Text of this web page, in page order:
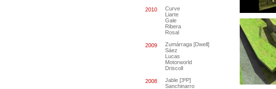
2010
Curve
Liarte
Gale
Ribera
Rosal
2009
Zumárraga [Dwell]
Sáez
Lucas
Motorworld
Driscoll
2008
Jable [3ºP]
Sanchinarro